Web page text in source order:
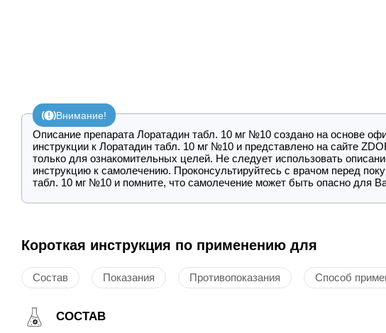
Внимание!
Описание препарата Лоратадин табл. 10 мг №10 создано на основе
инструкции к Лоратадин табл. 10 мг №10 и представлено на сайте
только для ознакомительных целей. Не следует использовать
инструкцию к самолечению. Проконсультируйтесь с врачом перед
табл. 10 мг №10 и помните, что самолечение может быть опасно для
Короткая инструкция по применению для
Состав Показания Противопоказания Способ
СОСТАВ